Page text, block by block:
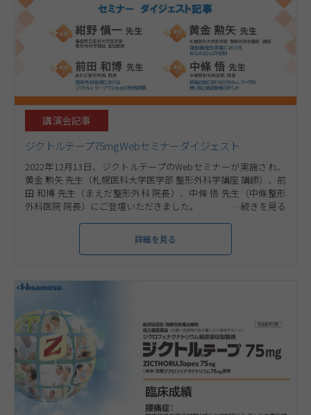
講演会記事
ジクトルテープ75mg Webセミナーダイジェスト
2022年12月13日、ジクトルテープのWebセミナーが実施され、
黄金 勲矢 先生（札幌医科大学医学部 整形外科学講座 講師）、前
田 和博 先生（まえだ整形外科 院長）、中條 悟 先生（中條整形
外科医院 院長）にご登壇いただきました。
詳細を見る